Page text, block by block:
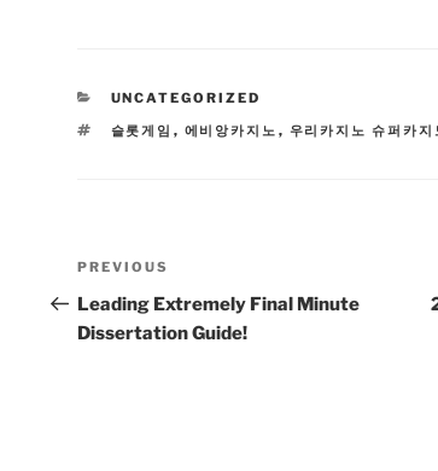
CATEGORIES
UNCATEGORIZED
TAGS
슬롯게임 , 에비앙카지노 , 우리카지노 슈퍼카
Post
navigation
Previous
Post
PREVIOUS
Leading Extremely Final Minute
Dissertation Guide!